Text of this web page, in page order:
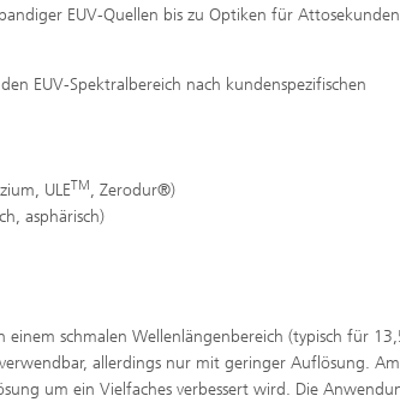
EUV-Quellen bis zu Optiken für
EUV-Spektralbereich nach kundenspezifischen
ULETM, Zerodur®)
asphärisch)
schmalen Wellenlängenbereich (typisch für
allerdings nur mit geringer Auflösung. Am
um ein Vielfaches verbessert wird. Die